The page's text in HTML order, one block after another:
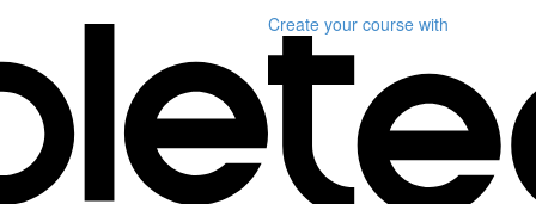
Create your course with